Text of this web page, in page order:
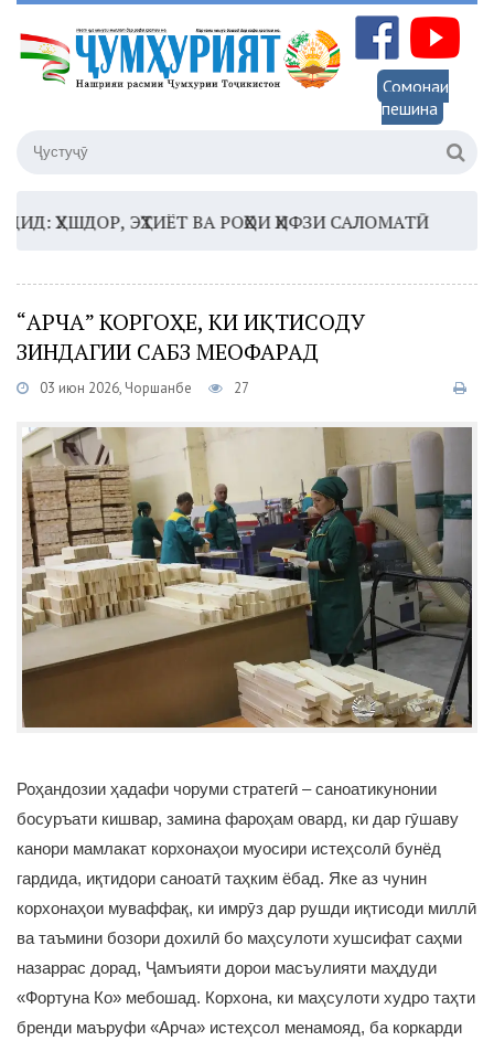
Сомонаи
пешина
ЭҲТИЁТ ВА РОҲҲОИ ҲИФЗИ САЛОМАТӢ16:35
“АРЧА” КОРГОҲЕ, КИ ИҚТИСОДУ
ЗИНДАГИИ САБЗ МЕОФАРАД
03 июн 2026, Чоршанбе 27
Роҳандозии ҳадафи чоруми стратегӣ – саноатикунонии
босуръати кишвар, замина фароҳам овард, ки дар гӯшаву
канори мамлакат корхонаҳои муосири истеҳсолӣ бунёд
гардида, иқтидори саноатӣ таҳким ёбад. Яке аз чунин
корхонаҳои муваффақ, ки имрӯз дар рушди иқтисоди миллӣ
ва таъмини бозори дохилӣ бо маҳсулоти хушсифат саҳми
назаррас дорад, Ҷамъияти дорои масъулияти маҳдуди
«Фортуна Ко» мебошад. Корхона, ки маҳсулоти худро таҳти
бренди маъруфи «Арча» истеҳсол менамояд, ба коркарди